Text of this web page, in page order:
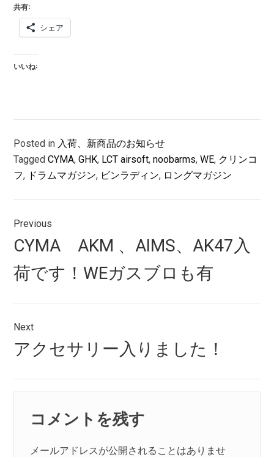
共有:
シェア
いいね:
Posted in 入荷、新商品のお知らせ
TaggedCYMA,GHK, LCT airsoft,noobarms,WE, クリンコ
フ, ドラムマガジン, ビンラディン, ロングマガジン
投
稿
ナ
ビ
ゲ
ー
シ
ョ
ン
Previous
Previous
post:
CYMA AKM 、AIMS、AK47入
荷です！WEガスブロも有
Next
Next
post:
アクセサリー入りました！
コメントを残す
メールアドレスが公開されることはありませ